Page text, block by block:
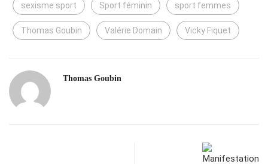
sexisme sport Sport féminin sport femmes
Thomas Goubin Valérie Domain Vicky Fiquet
Thomas Goubin